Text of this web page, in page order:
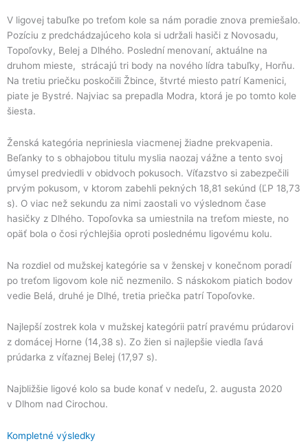
V ligovej tabuľke po treťom kole sa nám poradie znova premiešalo.
Pozíciu z predchádzajúceho kola si udržali hasiči z Novosadu,
Topoľovky, Belej a Dlhého. Poslední menovaní, aktuálne na
druhom mieste, strácajú tri body na nového lídra tabuľky, Horňu.
Na tretiu priečku poskočili Žbince, štvrté miesto patrí Kamenici,
piate je Bystré. Najviac sa prepadla Modra, ktorá je po tomto kole
šiesta.
Ženská kategória nepriniesla viacmenej žiadne prekvapenia.
Beľanky to s obhajobou titulu myslia naozaj vážne a tento svoj
úmysel predviedli v obidvoch pokusoch. Víťazstvo si zabezpečili
prvým pokusom, v ktorom zabehli pekných 18,81 sekúnd (ĽP 18,73
s). O viac než sekundu za nimi zaostali vo výslednom čase
hasičky z Dlhého. Topoľovka sa umiestnila na treťom mieste, no
opäť bola o čosi rýchlejšia oproti poslednému ligovému kolu.
Na rozdiel od mužskej kategórie sa v ženskej v konečnom poradí
po treťom ligovom kole nič nezmenilo. S náskokom piatich bodov
vedie Belá, druhé je Dlhé, tretia priečka patrí Topoľovke.
Najlepší zostrek kola v mužskej kategórii patrí pravému prúdarovi
z domácej Horne (14,38 s). Zo žien si najlepšie viedla ľavá
prúdarka z víťaznej Belej (17,97 s).
Najbližšie ligové kolo sa bude konať v nedeľu, 2. augusta 2020
v Dlhom nad Cirochou.
Kompletné výsledky